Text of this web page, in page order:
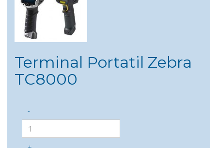
Terminal Portatil Zebra
TC8000
-